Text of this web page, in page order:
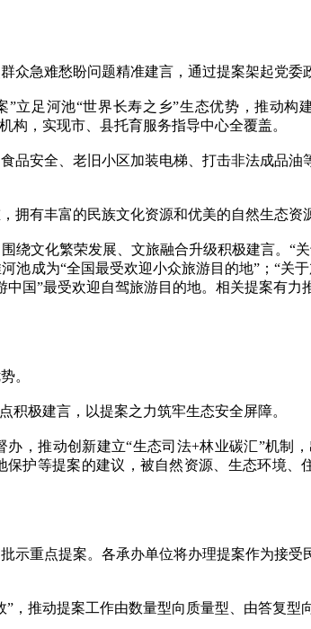
急难愁盼问题精准建言，通过提案架起党委政
足河池“世界长寿之乡”生态优势，推动构
构，实现市、县托育服务指导中心全覆盖。
安全、老旧小区加装电梯、打击非法成品油
有丰富的民族文化资源和优美的自然生态资
文化繁荣发展、文旅融合升级积极建言。“
池成为“全国最受欢迎小众旅游目的地”；“关
国”最受欢迎自驾旅游目的地。相关提案有
。
极建言，以提案之力筑牢生态安全屏障。
推动创新建立“生态司法+林业碳汇”机制
护等提案的建议，被自然资源、生态环境
重点提案。各承办单位将办理提案作为接受
推动提案工作由数量型向质量型、由答复型